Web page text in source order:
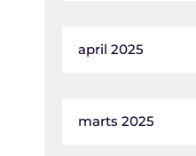
april 2025
marts 2025